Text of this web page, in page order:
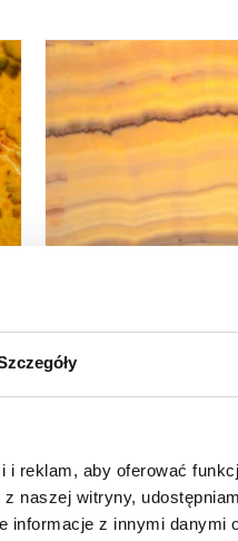
reklam, aby oferować
naszej witryny,
informacje z innymi danymi